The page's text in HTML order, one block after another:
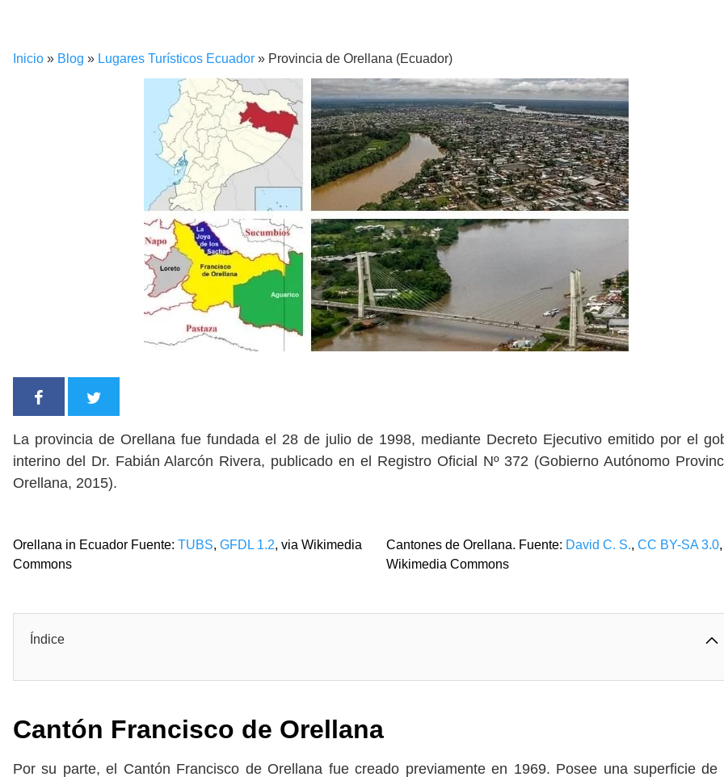
Inicio » Blog » Lugares Turísticos Ecuador » Provincia de Orellana (Ecuador)
La provincia de Orellana fue fundada el 28 de julio de 1998, mediante Decreto Ejecutivo emitido por el
interino del Dr. Fabián Alarcón Rivera, publicado en el Registro Oficial Nº 372 (Gobierno Autónomo
Orellana, 2015).
Orellana in Ecuador Fuente: TUBS, GFDL 1.2, via Wikimedia
Commons
Cantones de Orellana. Fuente: David C. S.,CC BY-SA 3.0
Wikimedia Commons
Índice
Cantón Francisco de Orellana
Por su parte, el Cantón Francisco de Orellana fue creado previamente en 1969. Posee una superficie de